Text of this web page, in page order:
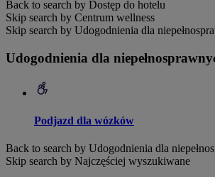
Back to search by Dostęp do hotelu
Skip search by Centrum wellness
Skip search by Udogodnienia dla
Udogodnienia dla
Podjazd dla wózków
Back to search by Udogodnienia dla
Skip search by Najczęściej wyszukiwane